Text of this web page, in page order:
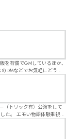
を有償でGMしているほか、
DMなどでお気軽にどう
（トリック有）公演をして
るため、そのようなシナ
見つけることが難しくな